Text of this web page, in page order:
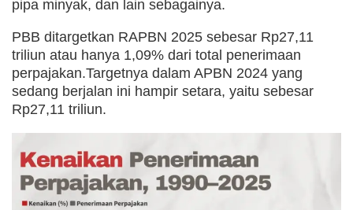
pipa minyak, dan lain sebagainya.
PBB ditargetkan RAPBN 2025 sebesar Rp27,11
triliun atau hanya 1,09% dari total penerimaan
perpajakan.Targetnya dalam APBN 2024 yang
sedang berjalan ini hampir setara, yaitu sebesar
Rp27,11 triliun.